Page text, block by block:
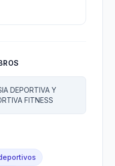
DEPORTIVA Y
FITNESS